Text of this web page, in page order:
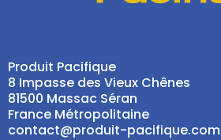
Produit Pacifique
8 Impasse des Vieux Chênes
81500 Massac Séran
France Métropolitaine
contact@produit-pacifique.com